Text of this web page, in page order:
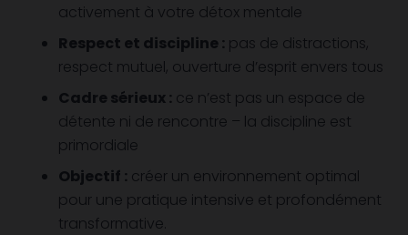
activement à votre détox mentale
Respect et discipline : pas de distractions,
respect mutuel, ouverture d’esprit envers tous
Cadre sérieux : ce n’est pas un espace de
détente ni de rencontre – la discipline est
primordiale
Objectif : créer un environnement optimal
pour une pratique intensive et profondément
transformative.